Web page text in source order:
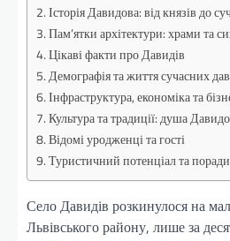
Історія Давидова: від князів до
Пам’ятки архітектури: храми та
Цікаві факти про Давидів
Демографія та життя сучасних
Інфраструктура, економіка та
Культура та традиції: душа
Відомі уродженці та гості
Туристичний потенціал та
Село Давидів розкинулося на
Львівського району, лише за